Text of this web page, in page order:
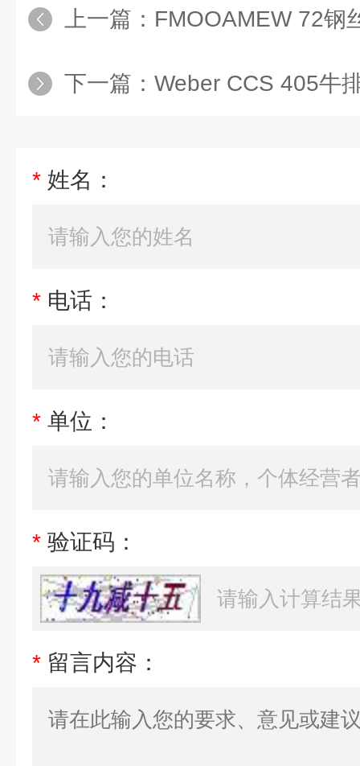
上一篇： FMOOAMEW 72钢
下一篇： Weber CCS 405牛
* 姓名：
* 电话：
* 单位：
* 验证码：
* 留言内容：